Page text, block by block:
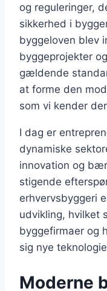
og reguleringer,
sikkerhed i
byggeloven blev
byggeprojekter
gældende
at forme den
som vi kender
I dag er
dynamiske
innovation og
stigende
erhvervsbyggeri
udvikling, hvilket
byggefirmaer og
sig nye
Moderne